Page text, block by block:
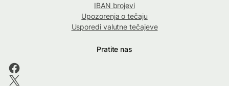
IBAN brojevi
Upozorenja o tečaju
Usporedi valutne tečajeve
Pratite nas